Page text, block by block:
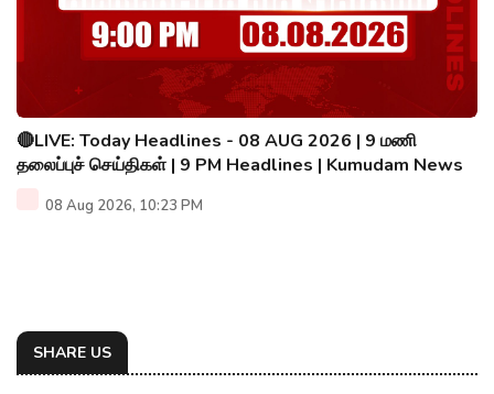
🔴LIVE: Today Headlines - 08 AUG 2026 | 9 மணி
தலைப்புச் செய்திகள் | 9 PM Headlines | Kumudam News
08 Aug 2026, 10:23 PM
SHARE US